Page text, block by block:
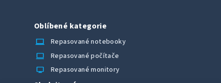
Oblíbené kategorie
laptop_chromebook
Repasované notebooky
computer Repasované počítače
monitor Repasované monitory